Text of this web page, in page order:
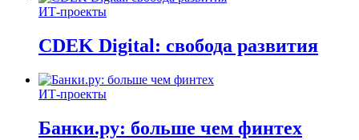
ИТ-проекты
CDEK Digital: свобода развития
ИТ-проекты
Банки.ру: больше чем финтех